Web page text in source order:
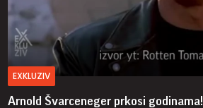
EXKLUZIV
Arnold Švarceneger prkosi godinama!